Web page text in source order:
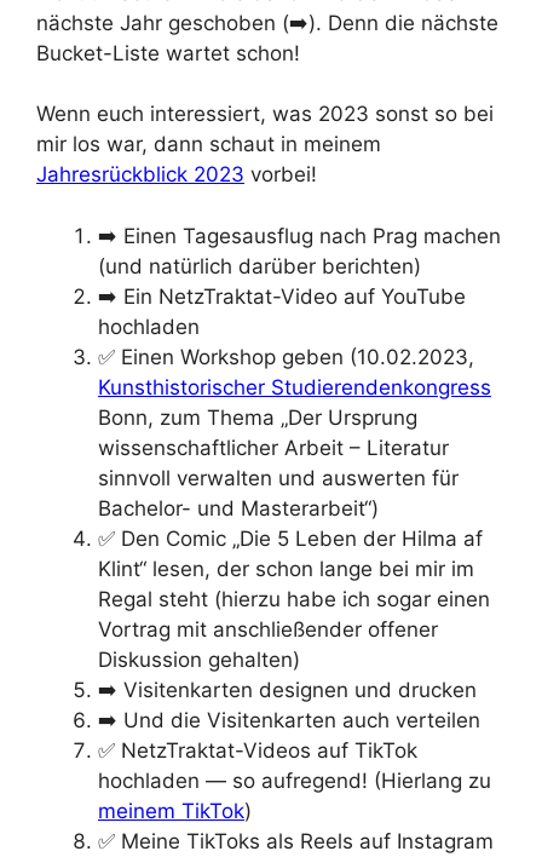
nächste Jahr geschoben (➡️). Denn die nächste
Bucket-Liste wartet schon!
Wenn euch interessiert, was 2023 sonst so bei
mir los war, dann schaut in meinem
Jahresrückblick 2023 vorbei!
➡️ Einen Tagesausflug nach Prag machen
(und natürlich darüber berichten)
➡️ Ein NetzTraktat-Video auf YouTube
hochladen
✅ Einen Workshop geben (10.02.2023,
Kunsthistorischer Studierendenkongress
Bonn, zum Thema „Der Ursprung
wissenschaftlicher Arbeit – Literatur
sinnvoll verwalten und auswerten für
Bachelor- und Masterarbeit“)
✅ Den Comic „Die 5 Leben der Hilma af
Klint“ lesen, der schon lange bei mir im
Regal steht (hierzu habe ich sogar einen
Vortrag mit anschließender offener
Diskussion gehalten)
➡️ Visitenkarten designen und drucken
➡️ Und die Visitenkarten auch verteilen
✅ NetzTraktat-Videos auf TikTok
hochladen — so aufregend! (Hierlang zu
meinem TikTok)
✅ Meine TikToks als Reels auf Instagram